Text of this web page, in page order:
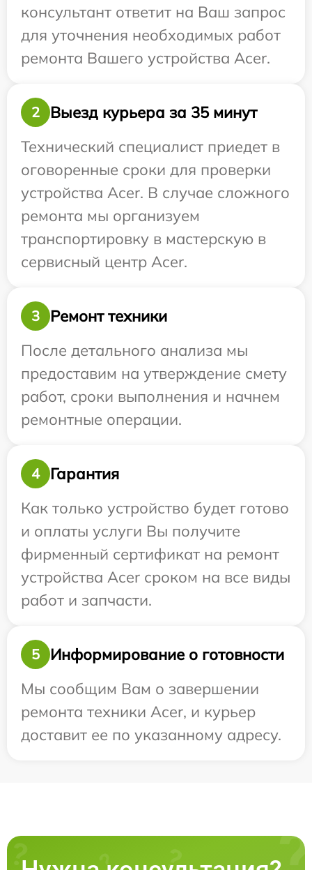
консультант ответит на Ваш запрос
для уточнения необходимых работ
ремонта Вашего устройства Acer.
2
Выезд курьера за 35 минут
Технический специалист приедет в
оговоренные сроки для проверки
устройства Acer. В случае сложного
ремонта мы организуем
транспортировку в мастерскую в
сервисный центр Acer.
3
Ремонт техники
После детального анализа мы
предоставим на утверждение смету
работ, сроки выполнения и начнем
ремонтные операции.
4
Гарантия
Как только устройство будет готово
и оплаты услуги Вы получите
фирменный сертификат на ремонт
устройства Acer сроком на все виды
работ и запчасти.
5
Информирование о готовности
Мы сообщим Вам о завершении
ремонта техники Acer, и курьер
доставит ее по указанному адресу.